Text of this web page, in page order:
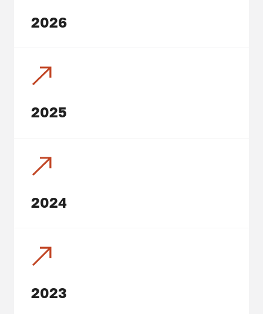
2026
2025
2024
2023